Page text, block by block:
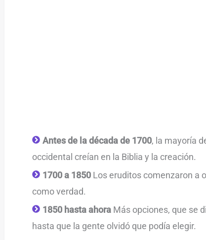
Antes de la década de 1700, la mayoría
occidental creían en la Biblia y la creación.
1700 a 1850 Los eruditos comenzaron a
como verdad.
1850 hasta ahora Más opciones, que se
hasta que la gente olvidó que podía elegir.